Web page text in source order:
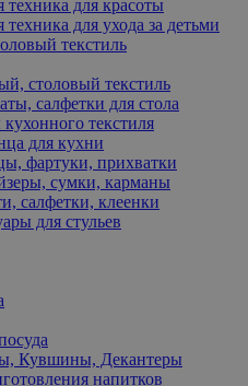
техника для красоты
техника для ухода за детьми
текстиль
столовый текстиль
салфетки для стола
текстиля
для кухни
фартуки, прихватки
сумки, карманы
салфетки, клеенки
для стульев
Кувшины, Декантеры
напитков